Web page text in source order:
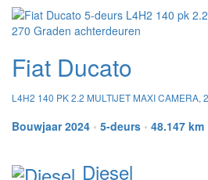
Fiat Ducato
Bouwjaar 2024 • 5-deurs • 48.147 km
Diesel